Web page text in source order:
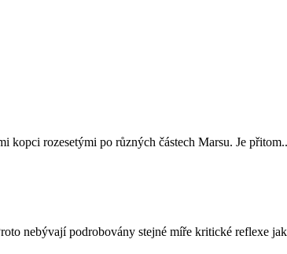
kopci rozesetými po různých částech Marsu. Je
nebývají podrobovány stejné míře kritické reflexe